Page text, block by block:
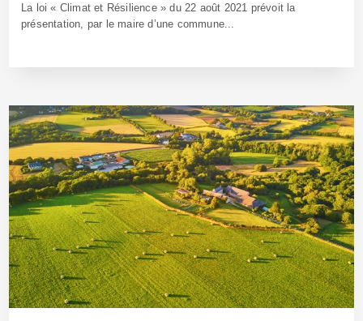
La loi « Climat et Résilience » du 22 août 2021 prévoit la
présentation, par le maire d’une commune...
10 Juil 2024 - Réf: BW42273